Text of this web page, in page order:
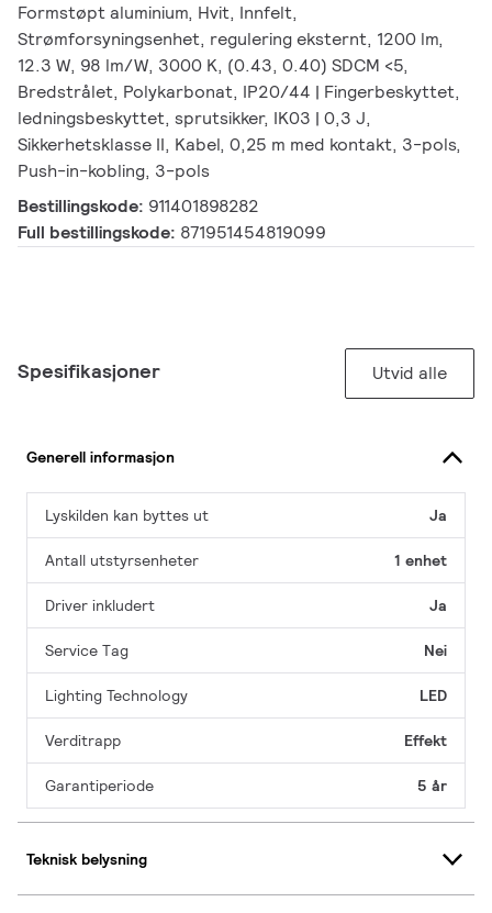
Formstøpt aluminium, Hvit, Innfelt,
Strømforsyningsenhet, regulering eksternt, 1200 lm,
12.3 W, 98 lm/W, 3000 K, (0.43, 0.40) SDCM <5,
Bredstrålet, Polykarbonat, IP20/44 | Fingerbeskyttet,
ledningsbeskyttet, sprutsikker, IK03 | 0,3 J,
Sikkerhetsklasse II, Kabel, 0,25 m med kontakt, 3-pols,
Push-in-kobling, 3-pols
Bestillingskode: 911401898282
Full bestillingskode: 871951454819099
Spesifikasjoner Utvid alle
Generell informasjon
Lyskilden kan byttes ut Ja
Antall utstyrsenheter 1 enhet
Driver inkludert Ja
Service Tag Nei
Lighting Technology LED
Verditrapp Effekt
Garantiperiode 5 år
Teknisk belysning